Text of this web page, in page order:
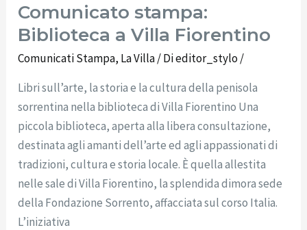
Comunicato stampa:
Biblioteca a Villa Fiorentino
Comunicati Stampa, La Villa/ Dieditor_stylo/
Libri sull’arte, la storia e la cultura della penisola
sorrentina nella biblioteca di Villa Fiorentino Una
piccola biblioteca, aperta alla libera consultazione,
destinata agli amanti dell’arte ed agli appassionati di
tradizioni, cultura e storia locale. È quella allestita
nelle sale di Villa Fiorentino, la splendida dimora sede
della Fondazione Sorrento, affacciata sul corso Italia.
L’iniziativa